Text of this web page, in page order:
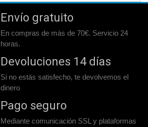
Envío gratuito
En compras de más de 70€. Servicio 24
horas.
Devoluciones 14 días
Si no estás satisfecho, te devolvemos el
dinero
Pago seguro
Mediante comunicación SSL y plataformas